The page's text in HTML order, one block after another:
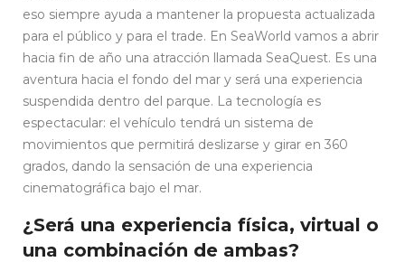
eso siempre ayuda a mantener la propuesta actualizada
para el público y para el trade. En SeaWorld vamos a abrir
hacia fin de año una atracción llamada SeaQuest. Es una
aventura hacia el fondo del mar y será una experiencia
suspendida dentro del parque. La tecnología es
espectacular: el vehículo tendrá un sistema de
movimientos que permitirá deslizarse y girar en 360
grados, dando la sensación de una experiencia
cinematográfica bajo el mar.
¿Será una experiencia física, virtual o
una combinación de ambas?